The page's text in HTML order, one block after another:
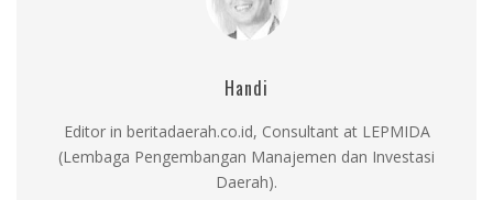
Handi
Editor in beritadaerah.co.id, Consultant at LEPMIDA
(Lembaga Pengembangan Manajemen dan Investasi
Daerah).